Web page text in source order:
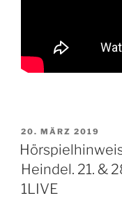
VERÖFFENTLICHT
AM
20. MÄRZ 2019
Heindel. 21. &
1LIVE